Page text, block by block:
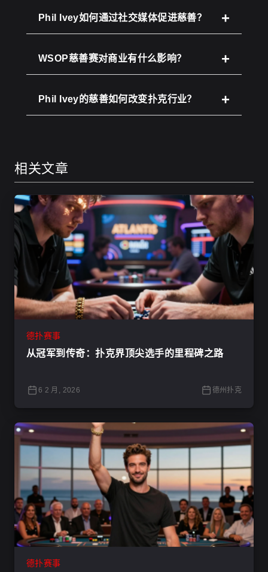
Phil Ivey如何通过社交媒体促进慈善？
WSOP慈善赛对商业有什么影响？
Phil Ivey的慈善如何改变扑克行业？
相关文章
德扑赛事
从冠军到传奇：扑克界顶尖选手的里程碑之路
6 2 月, 2026 德州扑克
德扑赛事